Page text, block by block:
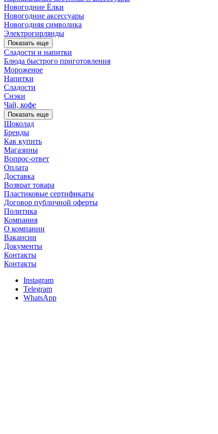
Новогодние Ёлки
Новогодние аксессуары
Новогодняя символика
Электрогирлянды
Показать еще
Сладости и напитки
Блюда быстрого приготовления
Мороженое
Напитки
Сладости
Снэки
Чай, кофе
Показать еще
Шоколад
Бренды
Как купить
Магазины
Вопрос-ответ
Оплата
Доставка
Возврат товара
Пластиковые сертификаты
Договор публичной оферты
Политика
Компания
О компании
Вакансии
Документы
Контакты
Контакты
Instagram
Telegram
WhatsApp